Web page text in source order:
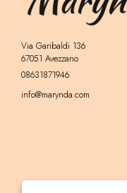
Via Garibaldi 136
67051 Avezzano
08631871946
info@marynda.com